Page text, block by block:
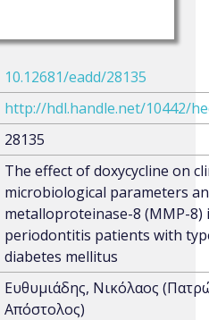
10.12681/eadd/28135
http://hdl.handle.net/10442/
28135
The effect of doxycycline on
microbiological parameters
metalloproteinase-8 (MMP-8)
periodontitis patients with
diabetes mellitus
Ευθυμιάδης, Νικόλαος
Απόστολος)